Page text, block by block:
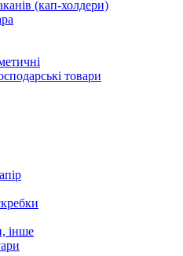
(кап-холдери)
товари
інше